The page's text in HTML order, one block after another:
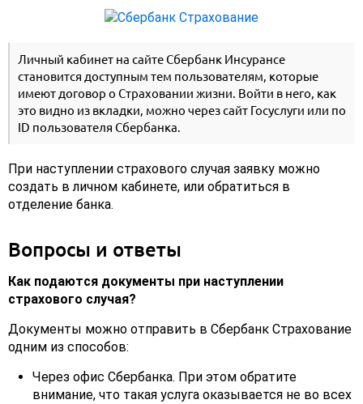
Личный кабинет на сайте Сбербанк Инсурансе
становится доступным тем пользователям, которые
имеют договор о Страховании жизни. Войти в него, как
это видно из вкладки, можно через сайт Госуслуги или по
ID пользователя Сбербанка.
При наступлении страхового случая заявку можно
создать в личном кабинете, или обратиться в
отделение банка.
Вопросы и ответы
Как подаются документы при наступлении
страхового случая?
Документы можно отправить в Сбербанк Страхование
одним из способов:
Через офис Сбербанка. При этом обратите
внимание, что такая услуга оказывается не во всех